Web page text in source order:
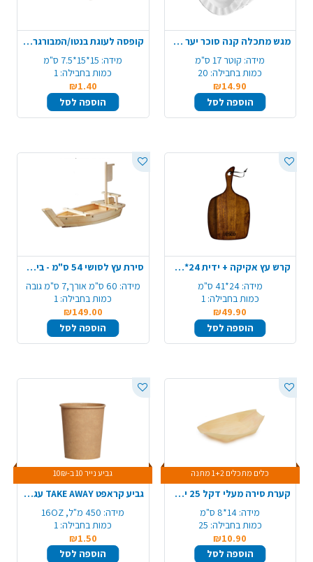
מגש מתכלה קנה סוכר יער 10 יח' - טבעי
מידה: קוטר 17 ס"מ
כמות בחבילה: 20
₪14.90
הוספה לסל
קופסה לעוגת בנטו/המבורגר קנה סוכר
מידה: 15*15*7.5 ס"מ
כמות בחבילה: 1
₪1.40
הוספה לסל
קרש עץ אקיקה + ידית 24*41 ס"מ - טבעי
מידה: 24*41 ס"מ
כמות בחבילה: 1
₪49.90
הוספה לסל
סירת עץ לסושי 54 ס"מ - בינוני
מידה: 60 ס"מ אורך,7 ס"מ גובה
כמות בחבילה: 1
₪149.00
הוספה לסל
כלים מתכלים 1+2 מתנה
קערת סירה מעלי דקל 25 יח' 140 מ"מ - בינוני
מידה: 14*8 ס"מ
כמות בחבילה: 25
₪10.90
הוספה לסל
גביע נייר 10 ב-10₪
גביע קראפט TAKE AWAY עגול 16OZ
מידה: 450 מ"ל, 16OZ
כמות בחבילה: 1
₪1.50
הוספה לסל